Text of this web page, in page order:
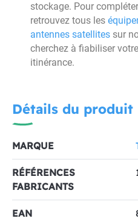
stockage. Pour
retrouvez tous les
antennes satellites sur
cherchez à fiabiliser
itinérance.
Détails du produit
MARQUE
RÉFÉRENCES
FABRICANTS
EAN